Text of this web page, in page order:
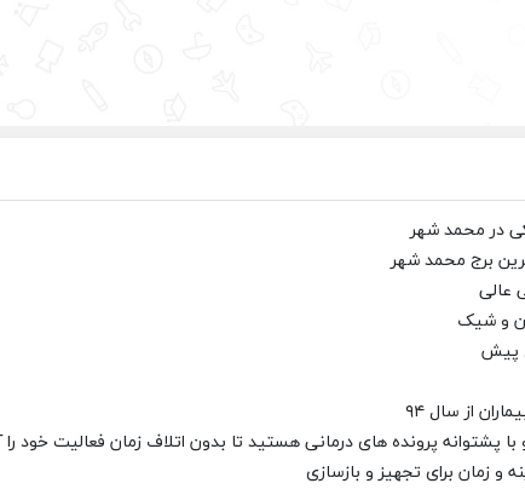
در محمد شهر
برج محمد شهر
عالی
پیش
از سال ۹۴
پشتوانه پرونده های درمانی هستید تا بدون اتلاف زمان فعالیت خود را
و زمان برای تجهیز و بازسازی